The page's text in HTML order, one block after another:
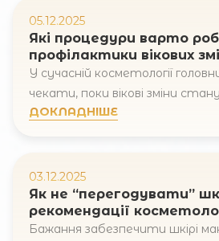
05.12.2025
Які процедури варто
профілактики вікових
У сучасній косметології
чекати, поки вікові зміни
ДОКЛАДНІШЕ
03.12.2025
Як не “перегодувати”
рекомендації
Бажання забезпечити шкірі